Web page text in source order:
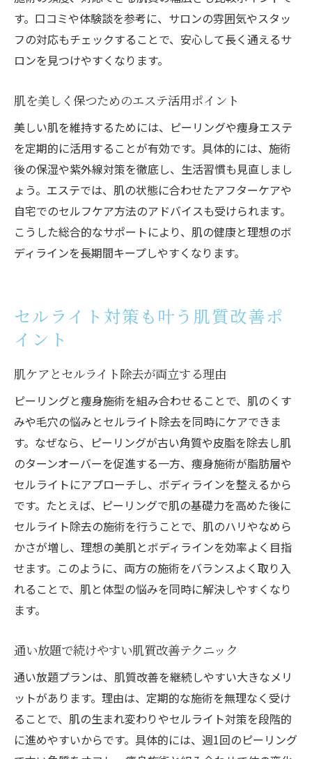
す。口コミや体験談を参考に、サロンの雰囲気やスタッ
フの対応もチェックすることで、安心して長く通えるサ
ロンを見つけやすくなります。
肌を美しく保つためのエステ活用ポイント
美しい肌を維持するためには、ピーリングや痩身エステ
を定期的に活用することが有効です。具体的には、施術
後の保湿や紫外線対策を徹底し、生活習慣も見直しまし
ょう。エステでは、肌の状態に合わせたアフターケアや
自宅でのセルフケア方法のアドバイスも受けられます。
こうした総合的なサポートにより、肌の健康と理想のボ
ディラインを長期間キープしやすくなります。
セルライト対策も叶う肌質改善ポ
イント
肌ケアとセルライト除去が両立する理由
ピーリングと痩身施術を組み合わせることで、肌のくす
みや毛穴の悩みとセルライト除去を同時にケアできま
す。なぜなら、ピーリングが古い角質や皮脂を除去し肌
のターンオーバーを促進する一方、痩身施術が脂肪層や
セルライトにアプローチし、ボディラインを整えるから
です。たとえば、ピーリングで肌の基礎力を高めた後に
セルライト除去の施術を行うことで、肌のハリやなめら
かさが増し、理想の美肌とボディラインを効率よく目指
せます。このように、両方の施術をバランスよく取り入
れることで、肌と体型の悩みを同時に解決しやすくなり
ます。
通い放題で続けやすい肌質改善テクニック
通い放題プランは、肌質改善を継続しやすい大きなメリ
ットがあります。理由は、定期的な施術を無理なく受け
ることで、肌の生まれ変わりやセルライト対策を段階的
に進めやすいからです。具体的には、週1回のピーリング